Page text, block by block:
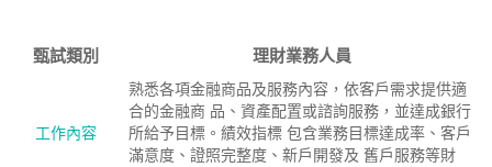
甄試類別 理財業務人員
工作內容
熟悉各項金融商品及服務內容，依客戶需求提供適
合的金融商 品、資產配置或諮詢服務，並達成銀行
所給予目標。績效指標 包含業務目標達成率、客戶
滿意度、證照完整度、新戶開發及 舊戶服務等財